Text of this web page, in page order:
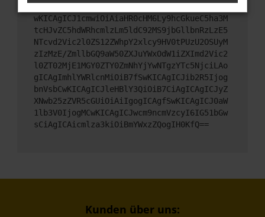
mNvbmZpZyI6IHsKICAgICJtZXRob2QiOiAiR0VUIi
wKICAgICJ1cmwiOiAiaHR0cHM6Ly9hcGkueC5ha3M
tcHJvZC5hdWRhcmlzLm5ldC92MS9jbGllbnRzLzE5
NTcvd2Vic2l0ZS12ZWhpY2xlcy9HV0tPUzU2OSUyM
zIzMzE/ZmllbGQ9aW50ZXJuYWxOdW1iZXImd2Vic2
l0ZT02MjE1MGY0ZTY0ZmNhYjYwNTgzYTc5NjciLAo
gICAgImhlYWRlcnMiOiB7fSwKICAgICJib2R5Ijog
bnVsbCwKICAgICJleHBlY3QiOiB7CiAgICAgICJyZ
XNwb25zZVR5cGUiOiAiIgogICAgfSwKICAgICJ0aW
1lb3V0IjogMCwKICAgICJwcm9ncmVzcyI6IG51bGw
sCiAgICAicmlza3kiOiBmYWxzZQogIH0KfQ==
Kunden über uns: